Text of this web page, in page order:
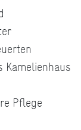
Kamelienhaus
Pflege